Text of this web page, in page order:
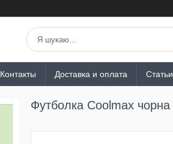
Контакты Доставка и оплата Статьи
Футболка Coolmax чорна